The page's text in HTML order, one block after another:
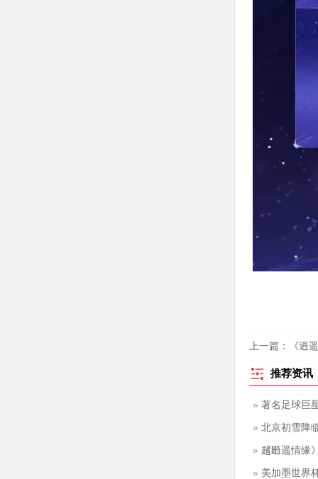
上一篇：
《逍
啦!
推荐资讯
著名足球巨
北京初雪降
超8
《逍遥情缘
美加墨世界